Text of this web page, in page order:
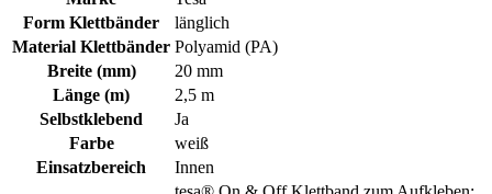
Form Klettbänder
länglich
Material Klettbänder Polyamid (PA)
Breite (mm)
20 mm
Länge (m)
2,5 m
Selbstklebend
Ja
Farbe
weiß
Einsatzbereich
Innen